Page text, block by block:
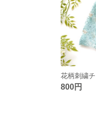
花柄刺繍
800円